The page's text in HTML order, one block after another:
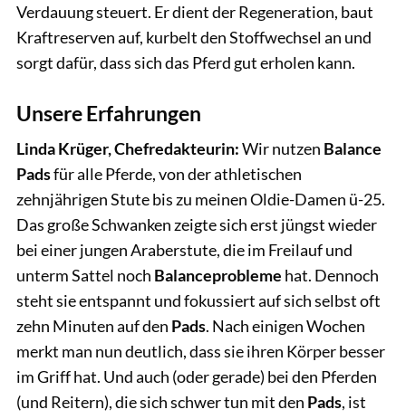
Verdauung steuert. Er dient der Regeneration, baut
Kraftreserven auf, kurbelt den Stoffwechsel an und
sorgt dafür, dass sich das Pferd gut erholen kann.
Unsere Erfahrungen
Linda Krüger, Chefredakteurin:Wir nutzen Balance
Padsfür alle Pferde, von der athletischen
zehnjährigen Stute bis zu meinen Oldie-Damen ü-25.
Das große Schwanken zeigte sich erst jüngst wieder
bei einer jungen Araberstute, die im Freilauf und
unterm Sattel noch Balanceprobleme hat. Dennoch
steht sie entspannt und fokussiert auf sich selbst oft
zehn Minuten auf den Pads. Nach einigen Wochen
merkt man nun deutlich, dass sie ihren Körper besser
im Griff hat. Und auch (oder gerade) bei den Pferden
(und Reitern), die sich schwer tun mit den Pads, ist